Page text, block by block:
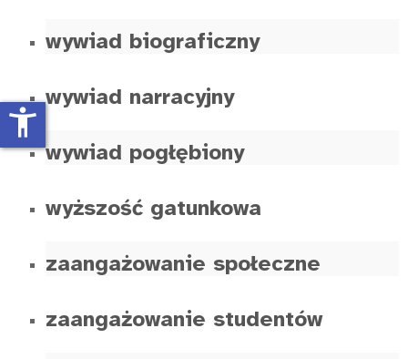
wywiad biograficzny
wywiad narracyjny
wywiad pogłębiony
wyższość gatunkowa
zaangażowanie społeczne
zaangażowanie studentów
accessibility_new